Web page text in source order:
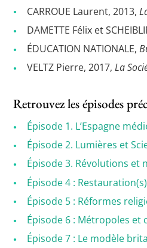
CARROUE Laurent, 2013,
DAMETTE Félix et
ÉDUCATION NATIONALE,
VELTZ Pierre, 2017,La
Retrouvez les épisodes
Épisode 1. L’Espagne
Épisode 2. Lumières et
Épisode 3. Révolutions et
Épisode 4 :
Épisode 5 : Réformes
Épisode 6 : Métropoles et
Épisode 7 : Le modèle